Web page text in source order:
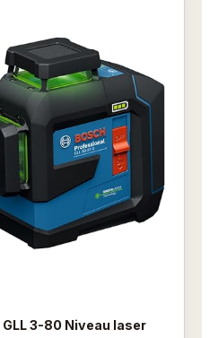
3-80 Niveau laser